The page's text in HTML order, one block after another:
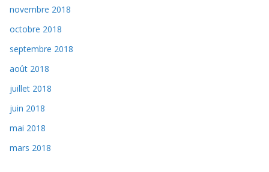
novembre 2018
octobre 2018
septembre 2018
août 2018
juillet 2018
juin 2018
mai 2018
mars 2018